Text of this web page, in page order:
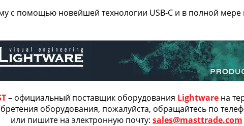
с помощью новейшей технологии USB-C и в полной
– официальный поставщик оборудования Lightware на
оборудования, пожалуйста, обращайтесь по
или пишите на электронную почту: sales@masttrade.com